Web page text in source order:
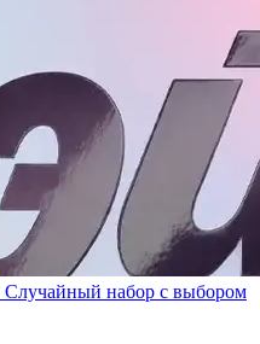
Случайный набор с выбором